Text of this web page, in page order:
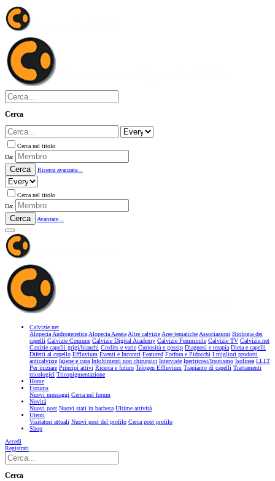
Cerca
Cerca nel titolo
Da:
Cerca Ricerca avanzata...
Cerca nel titolo
Da:
Cerca Avanzate...
Calvizie.net
Alopecia AndrogeneticaAlopecia AreataAltre calvizieAree tematicheAssociazioni Biologia dei
capelli Calvizie Comune Calvizie Digital Academy Calvizie Femminile Calvizie TV Calvizie.net
Canizie capelli grigi/bianchi Credits e varie Curiosità e gossip Diagnosi e terapia Dieta e capelli
Difetti al capello Effluvium Eventi e Incontri Featured Forfora e Pidocchi I migliori prodotti
anticalvizie Igiene e cura Infoltimenti non chirurgici Interviste Ipertricosi/Irsutismo Isolinea LLLT
Per iniziare Principi attivi Ricerca e futuro Telogen Effluvium Trapianto di capelli Trattamenti
tricologici Tricopigmentazione
Home
Forums
Nuovi messaggi Cerca nel forum
Novità
Nuovi post Nuovi stati in bacheca Ultime attività
Utenti
Visitatori attuali Nuovi post del profilo Cerca post profilo
Shop
Accedi
Registrati
Cerca